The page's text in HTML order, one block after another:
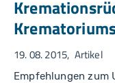
19. 08. 2015 Artikel
Empfehlungen zum